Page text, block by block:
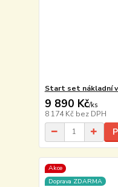
Start set nákladní
9 890 Kč/ks
8 174 Kč bez DPH
Akce
Doprava ZDARMA